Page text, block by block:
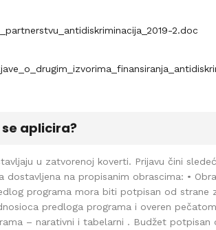
2.doc
se aplicira?
u zatvorenoj koverti. Prijavu čini
dostavljena na propisanim obrascima: •
programa mora biti potpisan od strane
predloga programa i overen
– narativni i tabelarni . Budžet potpisan